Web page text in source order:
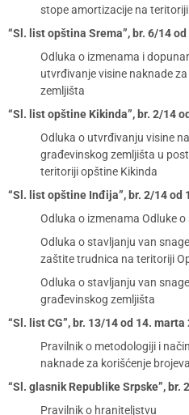
stope amortizacije na
“Sl. list opština Srema”, br. 6/14
Odluka o izmenama i
utvrđivanje visine naknade
zemljišta
“Sl. list opštine Kikinda”, br. 2/14
Odluka o utvrđivanju visine
građevinskog zemljišta u
teritoriji opštine Kikinda
“Sl. list opštine Inđija”, br. 2/14 od
Odluka o izmenama Odluke
Odluka o stavljanju van
zaštite trudnica na teritoriji
Odluka o stavljanju van
građevinskog zemljišta
“Sl. list CG”, br. 13/14 od 14.
Pravilnik o metodologiji i
naknade za korišćenje
“Sl. glasnik Republike Srpske”,
Pravilnik o hraniteljstvu